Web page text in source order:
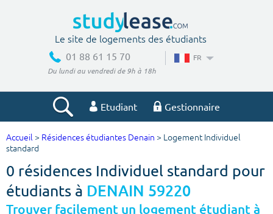
Le site de logements des étudiants
01 88 61 15 70
Du lundi au vendredi de 9h à 18h
FR
Etudiant Gestionnaire
Votre recherche
Ville, école
Accueil > Résidences étudiantes Denain > Logement Individuel
standard
0 résidences Individuel standard pour
étudiants à DENAIN 59220
Trouver facilement un logement étudiant à